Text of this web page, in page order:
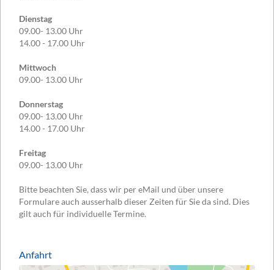
Dienstag
09.00- 13.00 Uhr
14.00 - 17.00 Uhr
Mittwoch
09.00- 13.00 Uhr
Donnerstag
09.00- 13.00 Uhr
14.00 - 17.00 Uhr
Freitag
09.00- 13.00 Uhr
Bitte beachten Sie, dass wir per eMail und über unsere
Formulare auch ausserhalb dieser Zeiten für Sie da sind. Dies
gilt auch für individuelle Termine.
Anfahrt